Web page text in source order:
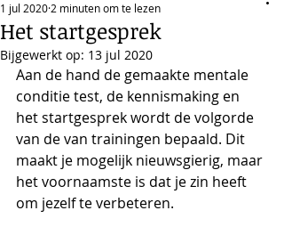
Het startgesprek
1 jul 2020 2 minuten om te lezen
Bijgewerkt op: 13 jul 2020
Aan de hand de gemaakte mentale
conditie test, de kennismaking en
het startgesprek wordt de volgorde
van de van trainingen bepaald. Dit
maakt je mogelijk nieuwsgierig, maar
het voornaamste is dat je zin heeft
om jezelf te verbeteren.